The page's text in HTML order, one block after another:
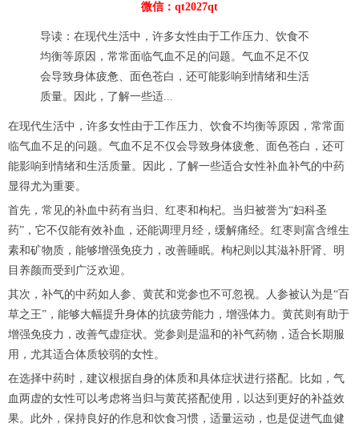
微信：qt2027qt
导读：在现代生活中，许多女性由于工作压力、饮食不
均衡等原因，常常面临气血不足的问题。气血不足不仅
会导致身体疲惫、面色苍白，还可能影响到情绪和生活
质量。因此，了解一些适...
在现代生活中，许多女性由于工作压力、饮食不均衡等原因，常常面
临气血不足的问题。气血不足不仅会导致身体疲惫、面色苍白，还可
能影响到情绪和生活质量。因此，了解一些适合女性补血补气的中药
显得尤为重要。
首先，常见的补血中药有当归、红枣和枸杞。当归被誉为“妇科圣
药”，它不仅能有效补血，还能调理月经，缓解痛经。红枣则富含维生
素和矿物质，能够增强免疫力，改善睡眠。枸杞则以其滋补肝肾、明
目养颜而受到广泛欢迎。
其次，补气的中药如人参、黄芪和党参也不可忽视。人参被认为是“百
草之王”，能够大幅提升身体的抗疲劳能力，增强体力。黄芪则有助于
增强免疫力，改善气虚症状。党参则是温和的补气药物，适合长期服
用，尤其适合体质较弱的女性。
在选择中药时，建议根据自身的体质和具体症状进行搭配。比如，气
血两虚的女性可以考虑将当归与黄芪搭配使用，以达到更好的补益效
果。此外，保持良好的作息和饮食习惯，适量运动，也是促进气血健